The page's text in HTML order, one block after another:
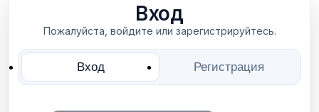
Вход
Пожалуйста, войдите или зарегистрируйтесь.
Вход Регистрация